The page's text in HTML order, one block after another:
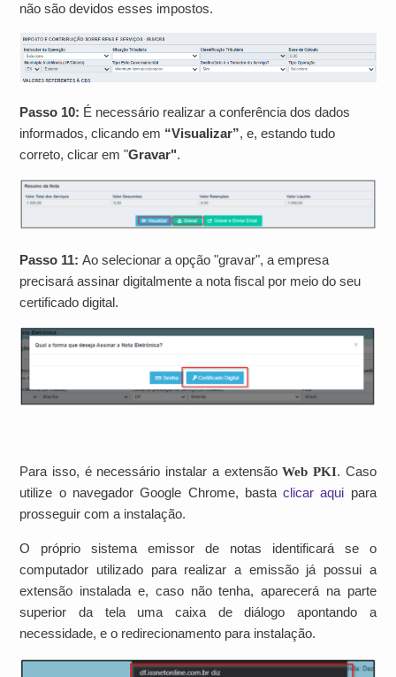
não são devidos esses impostos.
Passo 10: É necessário realizar a conferência dos dados
informados, clicando em “Visualizar”, e, estando tudo
correto, clicar em "Gravar".
Passo 11: Ao selecionar a opção "gravar", a empresa
precisará assinar digitalmente a nota fiscal por meio do seu
certificado digital.
Para isso, é necessário instalar a extensãoWeb PKI. Caso
utilize o navegador Google Chrome, bastaclicar aqui para
prosseguir com a instalação.
O próprio sistema emissor de notas identificará se o
computador utilizado para realizar a emissão já possui a
extensão instalada e, caso não tenha, aparecerá na parte
superior da tela uma caixa de diálogo apontando a
necessidade, e o redirecionamento para instalação.